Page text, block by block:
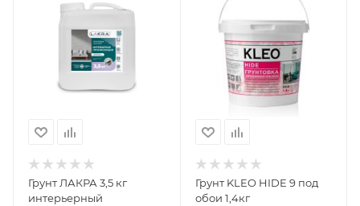
Грунт ЛАКРА 3,5 кг
интерьерный
Грунт KLEO HIDE 9 под
обои 1,4кг